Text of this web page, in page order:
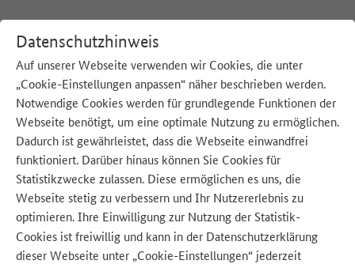
Datenschutzhinweis
Auf unserer Webseite verwenden wir Cookies, die unter
„Cookie-Einstellungen anpassen“ näher beschrieben werden.
Notwendige Cookies werden für grundlegende Funktionen der
Webseite benötigt, um eine optimale Nutzung zu ermöglichen.
Dadurch ist gewährleistet, dass die Webseite einwandfrei
funktioniert. Darüber hinaus können Sie Cookies für
Statistikzwecke zulassen. Diese ermöglichen es uns, die
Webseite stetig zu verbessern und Ihr Nutzererlebnis zu
optimieren. Ihre Einwilligung zur Nutzung der Statistik-
Cookies ist freiwillig und kann in der Datenschutzerklärung
dieser Webseite unter „Cookie-Einstellungen“ jederzeit
:Startseite M
M
Stand: 08.12.2025